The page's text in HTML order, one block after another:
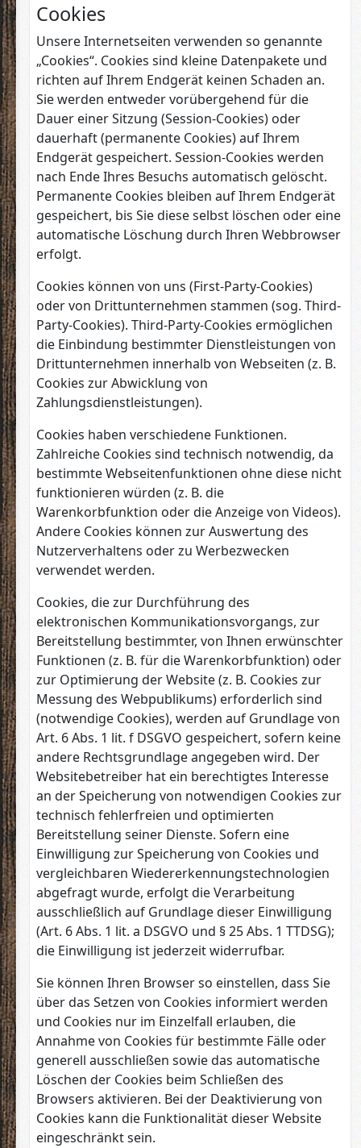
Cookies
Unsere Internetseiten verwenden so genannte
„Cookies“. Cookies sind kleine Datenpakete und
richten auf Ihrem Endgerät keinen Schaden an.
Sie werden entweder vorübergehend für die
Dauer einer Sitzung (Session-Cookies) oder
dauerhaft (permanente Cookies) auf Ihrem
Endgerät gespeichert. Session-Cookies werden
nach Ende Ihres Besuchs automatisch gelöscht.
Permanente Cookies bleiben auf Ihrem Endgerät
gespeichert, bis Sie diese selbst löschen oder eine
automatische Löschung durch Ihren Webbrowser
erfolgt.
Cookies können von uns (First-Party-Cookies)
oder von Drittunternehmen stammen (sog. Third-
Party-Cookies). Third-Party-Cookies ermöglichen
die Einbindung bestimmter Dienstleistungen von
Drittunternehmen innerhalb von Webseiten (z. B.
Cookies zur Abwicklung von
Zahlungsdienstleistungen).
Cookies haben verschiedene Funktionen.
Zahlreiche Cookies sind technisch notwendig, da
bestimmte Webseitenfunktionen ohne diese nicht
funktionieren würden (z. B. die
Warenkorbfunktion oder die Anzeige von Videos).
Andere Cookies können zur Auswertung des
Nutzerverhaltens oder zu Werbezwecken
verwendet werden.
Cookies, die zur Durchführung des
elektronischen Kommunikationsvorgangs, zur
Bereitstellung bestimmter, von Ihnen erwünschter
Funktionen (z. B. für die Warenkorbfunktion) oder
zur Optimierung der Website (z. B. Cookies zur
Messung des Webpublikums) erforderlich sind
(notwendige Cookies), werden auf Grundlage von
Art. 6 Abs. 1 lit. f DSGVO gespeichert, sofern keine
andere Rechtsgrundlage angegeben wird. Der
Websitebetreiber hat ein berechtigtes Interesse
an der Speicherung von notwendigen Cookies zur
technisch fehlerfreien und optimierten
Bereitstellung seiner Dienste. Sofern eine
Einwilligung zur Speicherung von Cookies und
vergleichbaren Wiedererkennungstechnologien
abgefragt wurde, erfolgt die Verarbeitung
ausschließlich auf Grundlage dieser Einwilligung
(Art. 6 Abs. 1 lit. a DSGVO und § 25 Abs. 1 TTDSG);
die Einwilligung ist jederzeit widerrufbar.
Sie können Ihren Browser so einstellen, dass Sie
über das Setzen von Cookies informiert werden
und Cookies nur im Einzelfall erlauben, die
Annahme von Cookies für bestimmte Fälle oder
generell ausschließen sowie das automatische
Löschen der Cookies beim Schließen des
Browsers aktivieren. Bei der Deaktivierung von
Cookies kann die Funktionalität dieser Website
eingeschränkt sein.